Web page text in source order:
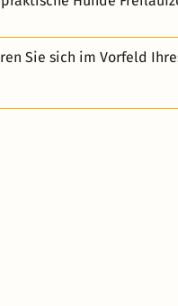
Sie sich im Vorfeld